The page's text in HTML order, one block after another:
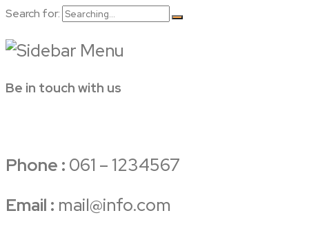
Search for:
Be in touch with us
Phone : 061 – 1234567
Email : mail@info.com